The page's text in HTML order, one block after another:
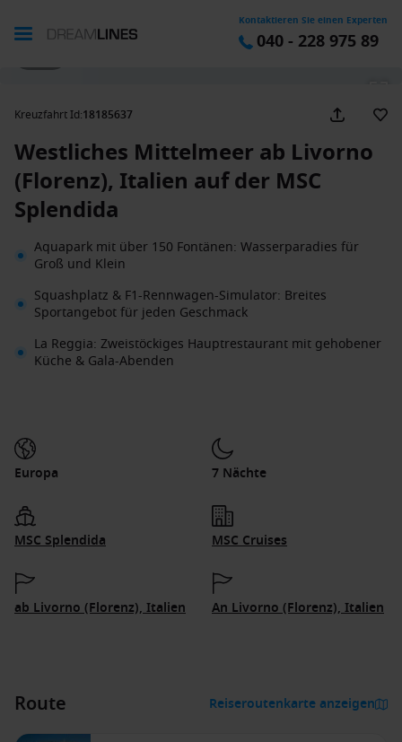
Kontaktieren Sie einen Experten
040 - 228 975 89
Kreuzfahrt Id:18185637
Westliches Mittelmeer ab Livorno
(Florenz), Italien auf der MSC
Splendida
Aquapark mit über 150 Fontänen: Wasserparadies für
Groß und Klein
Squashplatz & F1-Rennwagen-Simulator: Breites
Sportangebot für jeden Geschmack
La Reggia: Zweistöckiges Hauptrestaurant mit gehobener
Küche & Gala-Abenden
Europa 7 Nächte
MSC Splendida MSC Cruises
ab Livorno (Florenz), Italien An Livorno (Florenz), Italien
Route Reiseroutenkarte anzeigen